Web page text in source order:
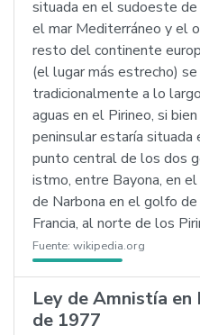
situada en el sudoeste
el mar Mediterráneo y el
resto del continente
(el lugar más estrecho)
tradicionalmente a lo
aguas en el Pirineo, si
peninsular estaría situada
punto central de los dos
istmo, entre Bayona, en
de Narbona en el golfo
Francia, al norte de los
Fuente: wikipedia.org
Ley de Amnistía en
de 1977